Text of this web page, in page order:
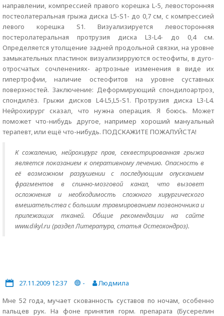
направлении, компрессией правого корешка L-5, левосторонняя
постеолатеральная грыжа диска L5-S1- до 0,7 см, с компрессией
левого корешка S1. Визуализируется левосторонняя
постеролатеральная протрузия диска L3-L4- до 0,4 см.
Определяется утолщение задней продольной связки, на уровне
замыкательных пластинок визуализирруются остеофиты, в дуго-
отросчатых сочленениях- артрозные изменения в виде их
гипертрофии, наличие остеофитов на уровне суставных
поверхностей. Заключение: Деформирующий спондилоартроз,
спондилёз. Грыжи дисков L4-L5,L5-S1. Протрузия диска L3-L4.
Нейрохирург сказал, что нужна операция. Я боюсь. Может
поможет что-нибудь другое, например хороший мануальный
терапевт, или ещё что-нибудь. ПОДСКАЖИТЕ ПОЖАЛУЙСТА!
К сожалению, нейрохирург прав, секвестрированная грыжа
является показанием к оперативному лечению. Опасность в
её возможном разрушении с последующим опусканием
фрагментов в спинно-мозговой канал, что вызовет
осложнения и необходимость сложного хирургического
вмешательства с большим травмированием позвоночника и
прилежащих тканей. Общие рекомендации на сайте
www.dikyl.ru (раздел Литература, статья Остеохондроз).
27.11.2009 12:37 -
Людмила
Мне 52 года, мучает скованность суставов по ночам, особенно
пальцев рук. На фоне принятия горм. препарата (Бусерелин